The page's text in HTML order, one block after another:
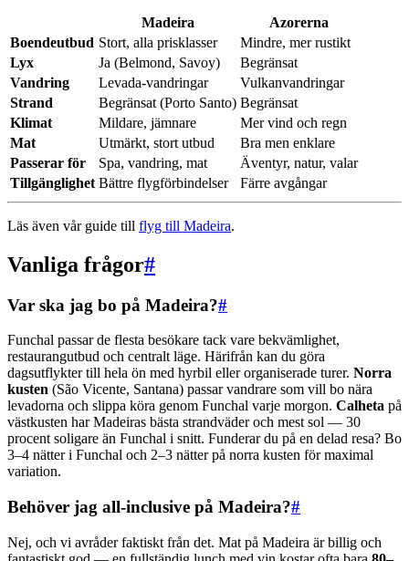
Madeira
Azorerna
Boendeutbud Stort, alla prisklasser
Mindre, mer rustikt
Lyx
Ja (Belmond, Savoy)
Begränsat
Vandring
Levada-vandringar
Vulkanvandringar
Strand
Begränsat (Porto Santo) Begränsat
Klimat
Mildare, jämnare
Mer vind och regn
Mat
Utmärkt, stort utbud
Bra men enklare
Passerar för
Spa, vandring, mat
Äventyr, natur, valar
Tillgänglighet Bättre flygförbindelser Färre avgångar
Läs även vår guide till flyg till Madeira.
Vanliga frågor#
Var ska jag bo på Madeira?#
Funchal passar de flesta besökare tack vare bekvämlighet,
restaurangutbud och centralt läge. Härifrån kan du göra
dagsutflykter till hela ön med hyrbil eller organiserade turer. Norra
kusten (São Vicente, Santana) passar vandrare som vill bo nära
levadorna och slippa köra genom Funchal varje morgon. Calheta på
västkusten har Madeiras bästa strandväder och mest sol — 30
procent soligare än Funchal i snitt. Funderar du på en delad resa? Bo
3–4 nätter i Funchal och 2–3 nätter på norra kusten för maximal
variation.
Behöver jag all-inclusive på Madeira?#
Nej, och vi avråder faktiskt från det. Mat på Madeira är billig och